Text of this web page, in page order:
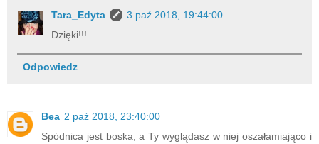
Tara_Edyta
3 paź 2018, 19:44:00
Dzięki!!!
Odpowiedz
Bea 2 paź 2018, 23:40:00
Spódnica jest boska, a Ty wyglądasz w niej oszałamiająco i